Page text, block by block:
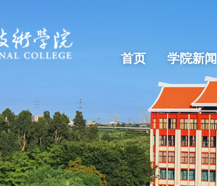
首页 学院新闻